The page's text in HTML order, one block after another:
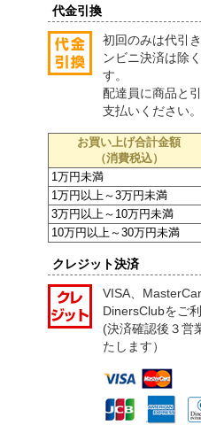
代金引換
初回のみは代引
ンビニ決済は除
す。
配達員に商品と
支払いください。
お買い上げ合計金額
（消費税込）
1万円未満
1万円以上～3万円未満
3万円以上～10万円未満
10万円以上～30万円未満
クレジット決済
VISA、
DinersClubをご
(決済確認後３営
たします）